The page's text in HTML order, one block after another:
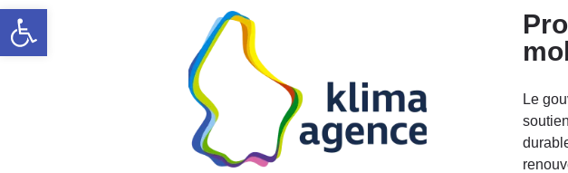
Le
Ouvrir la barre d’outils